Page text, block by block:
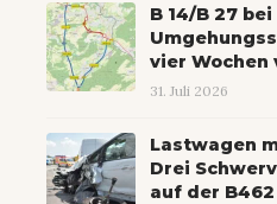
B 14/B 27
vier
31. Juli 2026
Lastwagen
Drei
auf der